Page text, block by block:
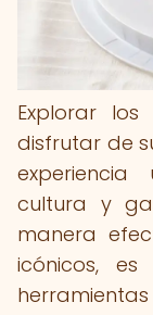
Explorar
disfrutar de
cultura y
manera
icónicos,